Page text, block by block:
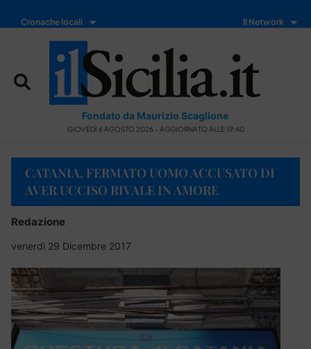
Cronache locali Il Network
Fondato da Maurizio Scaglione
GIOVEDÌ 6 AGOSTO 2026 - AGGIORNATO ALLE 19:40
CATANIA, FERMATO UOMO ACCUSATO DI
AVER UCCISO RIVALE IN AMORE
Redazione
venerdì 29 Dicembre 2017